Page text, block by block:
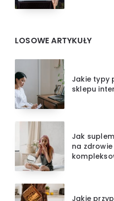
LOSOWE ARTYKUŁY
Jakie typy
sklepu
Jak
na
Jakie